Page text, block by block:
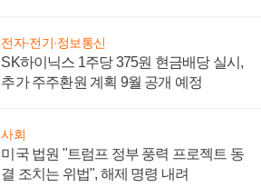
전자·전기·정보통신
SK하이닉스 1주당 375원 현금배당 실시,
추가 주주환원 계획 9월 공개 예정
사회
미국 법원 "트럼프 정부 풍력 프로젝트 동
결 조치는 위법", 해제 명령 내려